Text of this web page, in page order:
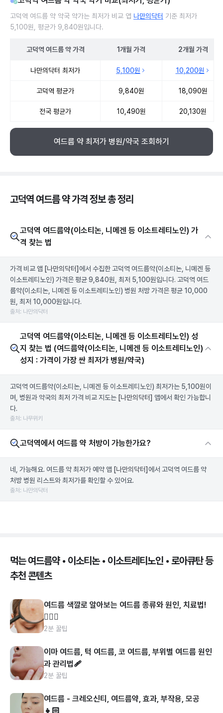
고덕역 여드름 약 약국 약가는 최저가 비교 앱 나만의닥터 기준 최저가
5,100원, 평균가 9,840원입니다.
고덕역 여드름 약가격 1개월 가격 2개월 가격
나만의닥터 최저가 5,100원 10,200원
고덕역 평균가 9,840원 18,090원
전국 평균가 10,490원 20,130원
여드름 약 최저가 병원/약국 조회하기
고덕역 여드름 약 가격 정보 총 정리
고덕역 여드름약(이소티논, 니메겐 등 이소트레티노인) 가
격 찾는 법
가격 비교 앱 [나만의닥터] 에서 수집한 고덕역 여드름약(이소티논, 니메겐 등
이소트레티노인) 가격은 평균 9,840원, 최저 5,100원입니다. 고덕역 여드
름약(이소티논, 니메겐 등 이소트레티노인) 병원 처방 가격은 평균 10,000
원, 최저 10,000원입니다.
출처: 나만의닥터
고덕역 여드름약(이소티논, 니메겐 등 이소트레티노인) 성
지 찾는 법 (여드름약(이소티논, 니메겐 등 이소트레티노인)
성지 : 가격이 가장 싼 최저가 병원/약국)
고덕역 여드름약(이소티논, 니메겐 등 이소트레티노인) 최저가는 5,100원이
며, 병원과 약국의 최저 가격 비교 지도는 [나만의닥터] 앱에서 확인 가능합니
다.
출처: 나무위키
고덕역에서 여드름 약 처방이 가능한가요?
네, 가능해요. 여드름 약 최저가 예약 앱 [나만의닥터] 에서 고덕역 여드름 약
처방 병원 리스트와 최저가를 확인할 수 있어요.
출처: 나만의닥터
먹는 여드름약 • 이소티논 • 이소트레티노인 • 로아큐탄 등
추천 콘텐츠
여드름 색깔로 알아보는 여드름 종류와 원인, 치료법!
👩🏻‍⚕️
2분 꿀팁
이마 여드름, 턱 여드름, 코 여드름, 부위별 여드름 원인
과 관리법🩹
2분 꿀팁
여드름 - 크레오신티, 여드름약, 효과, 부작용, 모공
👧🏻